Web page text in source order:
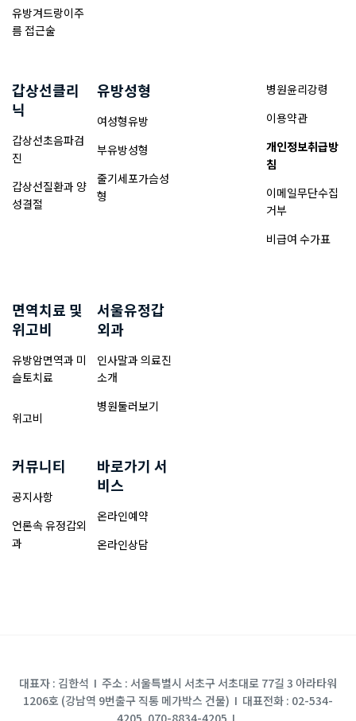
유방겨드랑이주
름 접근술
커뮤니티
공지사항
언론속 유정갑외
과
바로가기 서
비스
온라인예약
온라인상담
유방성형
여성형유방
부유방성형
줄기세포가슴성
형
면역치료 및
위고비
유방암면역과 미
슬토치료
위고비
서울유정갑
외과
인사말과 의료진
소개
병원둘러보기
병원윤리강령
이용약관
개인정보취급방
침
이메일무단수집
거부
비급여 수가표
갑상선클리
닉
갑상선초음파검
진
갑상선질환과 양
성결절
대표자 : 김한석 I 주소 : 서울특별시 서초구 서초대로 77길 3 아라타워
1206호 (강남역 9번출구 직통 메가박스 건물) I 대표전화 : 02-534-
4205, 070-8834-4205 I